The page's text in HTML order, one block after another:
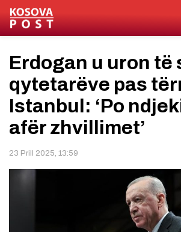
Erdogan u uron të
qytetarëve pas
Istanbul: ‘Po
afër zhvillimet’
23 Prill 2025, 13:59